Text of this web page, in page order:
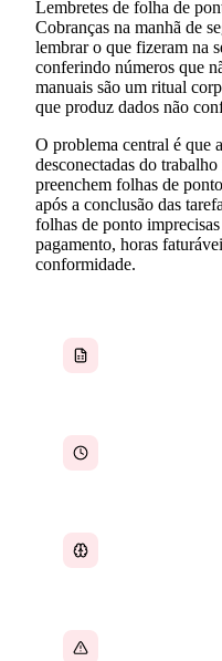
Lembretes de folha de
Cobranças na manhã de
lembrar o que fizeram na
conferindo números que
manuais são um ritual
que produz dados não
O problema central é que
desconectadas do
preenchem folhas de
após a conclusão das
folhas de ponto
pagamento, horas
conformidade.